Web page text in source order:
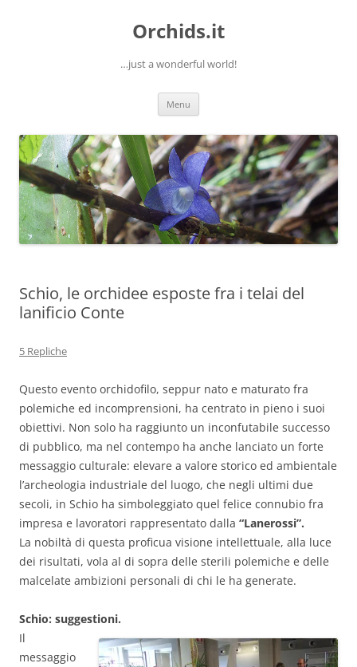
Orchids.it
…just a wonderful world!
Menu
Schio, le orchidee esposte fra i telai del
lanificio Conte
5 Repliche
Questo evento orchidofilo, seppur nato e maturato fra
polemiche ed incomprensioni, ha centrato in pieno i suoi
obiettivi. Non solo ha raggiunto un inconfutabile successo
di pubblico, ma nel contempo ha anche lanciato un forte
messaggio culturale: elevare a valore storico ed ambientale
l’archeologia industriale del luogo, che negli ultimi due
secoli, in Schio ha simboleggiato quel felice connubio fra
impresa e lavoratori rappresentato dalla “Lanerossi”.
La nobiltà di questa proficua visione intellettuale, alla luce
dei risultati, vola al di sopra delle sterili polemiche e delle
malcelate ambizioni personali di chi le ha generate.
Schio: suggestioni.
Il
messaggio